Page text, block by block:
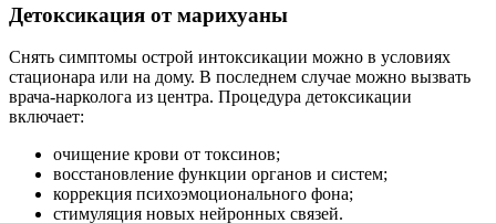
Детоксикация от марихуаны
Снять симптомы острой интоксикации можно в условиях
стационара или на дому. В последнем случае можно вызвать
врача-нарколога из центра. Процедура детоксикации
включает:
очищение крови от токсинов;
восстановление функции органов и систем;
коррекция психоэмоционального фона;
стимуляция новых нейронных связей.